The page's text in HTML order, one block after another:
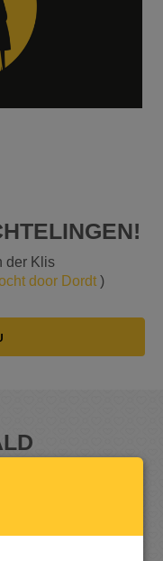
der Klis
door Dordt )